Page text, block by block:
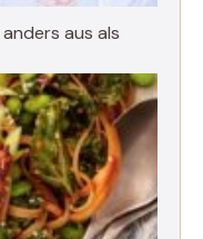
aus als